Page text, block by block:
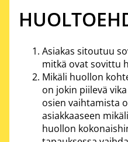
Asiakas sitoutuu
mitkä ovat sovittu
Mikäli huollon
on jokin piilevä
osien vaihtamista
asiakkaaseen
huollon